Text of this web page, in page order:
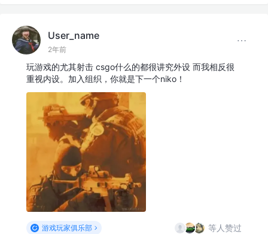
User_name
2年前
玩游戏的尤其射击 csgo什么的都很讲究外设 而我相反很
重视内设。加入组织，你就是下一个niko！
游戏玩家俱乐部 等人赞过